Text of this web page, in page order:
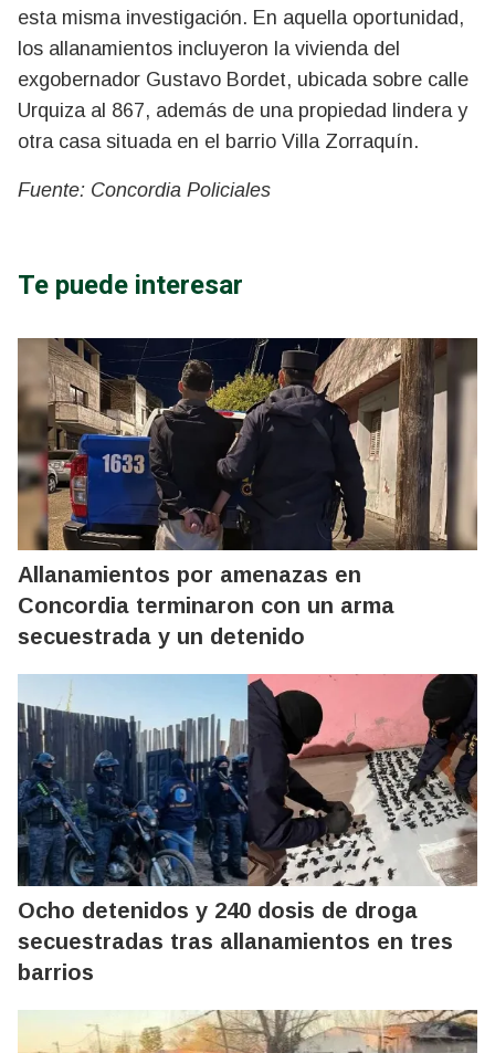
esta misma investigación. En aquella oportunidad,
los allanamientos incluyeron la vivienda del
exgobernador Gustavo Bordet, ubicada sobre calle
Urquiza al 867, además de una propiedad lindera y
otra casa situada en el barrio Villa Zorraquín.
Fuente: Concordia Policiales
Te puede interesar
Allanamientos por amenazas en
Concordia terminaron con un arma
secuestrada y un detenido
Ocho detenidos y 240 dosis de droga
secuestradas tras allanamientos en tres
barrios